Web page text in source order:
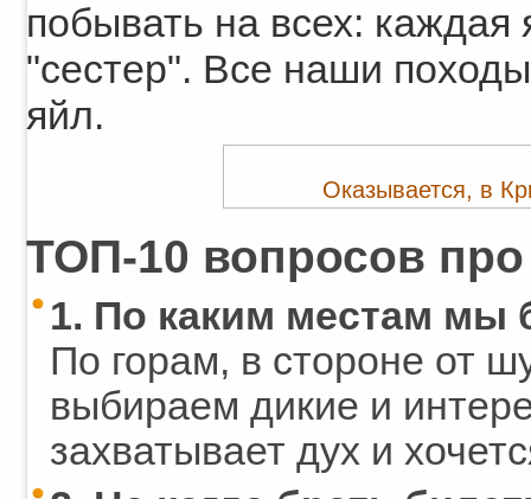
побывать на всех: каждая
"сестер". Все наши
яйл.
Оказывается, в
ТОП-10 вопросов
1. По каким местам мы
По горам, в стороне от
выбираем дикие и
захватывает дух и